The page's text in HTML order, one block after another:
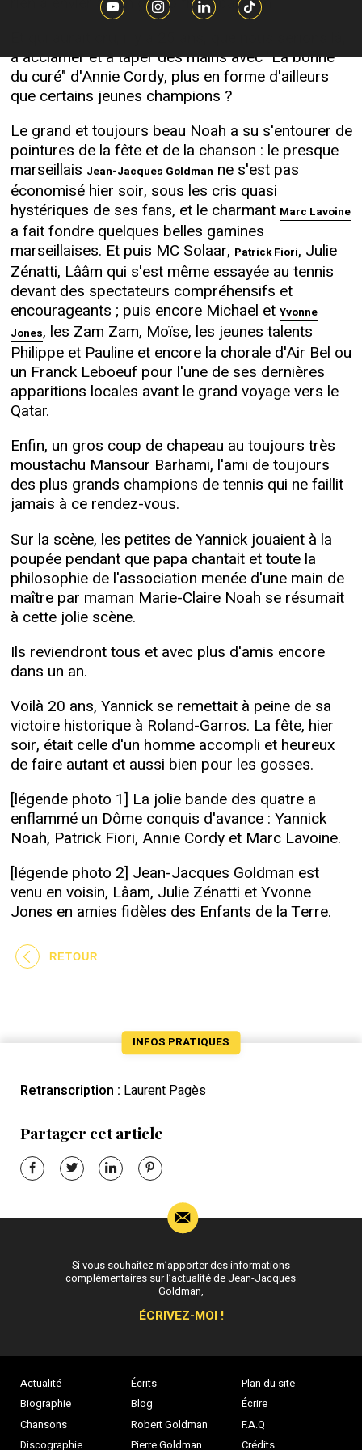
à acclamer et à taper des mains avec "La bonne
du curé" d'Annie Cordy, plus en forme d'ailleurs
que certains jeunes champions ?
Le grand et toujours beau Noah a su s'entourer de
pointures de la fête et de la chanson : le presque
marseillais Jean-Jacques Goldman ne s'est pas
économisé hier soir, sous les cris quasi
hystériques de ses fans, et le charmant Marc Lavoine
a fait fondre quelques belles gamines
marseillaises. Et puis MC Solaar, Patrick Fiori, Julie
Zénatti, Lââm qui s'est même essayée au tennis
devant des spectateurs compréhensifs et
encourageants ; puis encore Michael et Yvonne
Jones, les Zam Zam, Moïse, les jeunes talents
Philippe et Pauline et encore la chorale d'Air Bel ou
un Franck Leboeuf pour l'une de ses dernières
apparitions locales avant le grand voyage vers le
Qatar.
Enfin, un gros coup de chapeau au toujours très
moustachu Mansour Barhami, l'ami de toujours
des plus grands champions de tennis qui ne faillit
jamais à ce rendez-vous.
Sur la scène, les petites de Yannick jouaient à la
poupée pendant que papa chantait et toute la
philosophie de l'association menée d'une main de
maître par maman Marie-Claire Noah se résumait
à cette jolie scène.
Ils reviendront tous et avec plus d'amis encore
dans un an.
Voilà 20 ans, Yannick se remettait à peine de sa
victoire historique à Roland-Garros. La fête, hier
soir, était celle d'un homme accompli et heureux
de faire autant et aussi bien pour les gosses.
[légende photo 1] La jolie bande des quatre a
enflammé un Dôme conquis d'avance : Yannick
Noah, Patrick Fiori, Annie Cordy et Marc Lavoine.
[légende photo 2] Jean-Jacques Goldman est
venu en voisin, Lâam, Julie Zénatti et Yvonne
Jones en amies fidèles des Enfants de la Terre.
RETOUR
INFOS PRATIQUES
Retranscription : Laurent Pagès
Partager cet article
Actualité
Biographie
Chansons
Discographie
Écrits
Blog
Robert Goldman
Pierre Goldman
Plan du site
Écrire
F.A.Q
Crédits
Si vous souhaitez m’apporter des informations
complémentaires sur l’actualité de Jean-Jacques
Goldman,
ÉCRIVEZ-MOI !